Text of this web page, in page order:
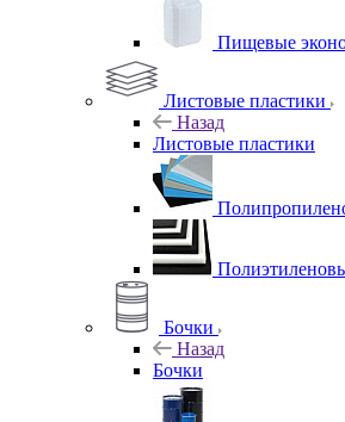
Пищевые
Листовые пластики
Назад
Листовые пластики
Бочки
Назад
Бочки